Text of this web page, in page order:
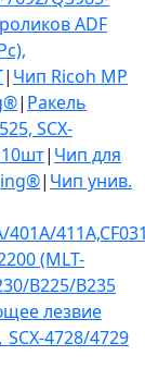
ADF
| Чип Ricoh MP
| Ракель
SCX-
10шт| Чип для
| Чип унив.
401A/
(MLT-
B225/B235
лезвие
4728/4729